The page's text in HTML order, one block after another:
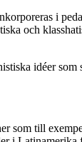
i
och
idéer
som till